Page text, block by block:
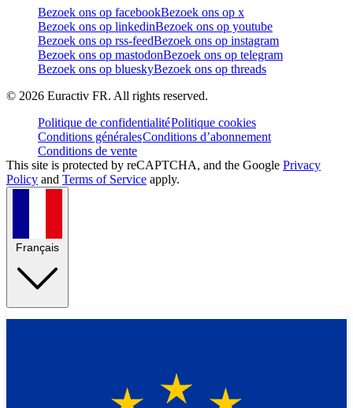
Bezoek ons op facebookBezoek ons op x
Bezoek ons op linkedinBezoek ons op youtube
Bezoek ons op rss-feedBezoek ons op instagram
Bezoek ons op mastodonBezoek ons op telegram
Bezoek ons op blueskyBezoek ons op threads
© 2026 Euractiv FR. All rights reserved.
Politique de confidentialitéPolitique cookies
Conditions généralesConditions d’abonnement
Conditions de vente
This site is protected by reCAPTCHA, and the Google Privacy
Policy and Terms of Service apply.
Français